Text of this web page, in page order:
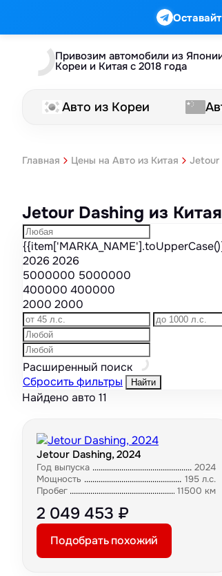
Привозим автомобили из
Кореи и Китая с 2018 года
Авто из Кореи
Главная Цены на Авто из Китая Jetour
Jetour Dashing из
2026 2026
5000000 5000000
400000 400000
2000 2000
Расширенный поиск
Сбросить фильтры
Найти
Найдено авто 11
Jetour Dashing, 2024
Год выпуска
2024
Мощность
195 л.с.
Пробег
11500 км
2 049 453 ₽
Подобрать похожий